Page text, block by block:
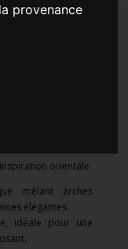
provenance
offrant une vue
- JBR et des
orientale
mêlant arches
élégantes.
idéale pour une